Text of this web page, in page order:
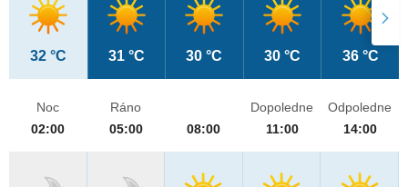
32 °C 31 °C 30 °C 30 °C 36 °C
Noc
02:00
Ráno
05:00
08:00
Dopoledne
11:00
Odpoledne
14:00